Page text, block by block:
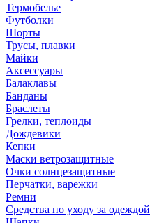
Термобелье
Футболки
Шорты
Трусы, плавки
Майки
Аксессуары
Балаклавы
Банданы
Браслеты
Грелки, теплоиды
Дождевики
Кепки
Маски ветрозащитные
Очки солнцезащитные
Перчатки, варежки
Ремни
Средства по уходу за одеждой